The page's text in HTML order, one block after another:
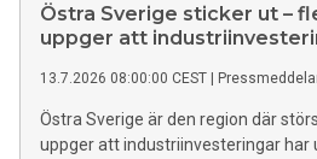
Östra Sverige sticker ut –
uppger att
13.7.2026 08:00:00 CEST
Östra Sverige är den region där
uppger att industriinvesteringar har